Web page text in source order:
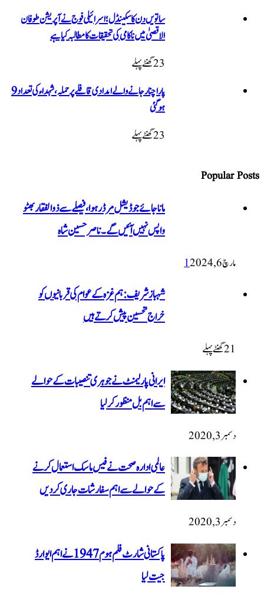
ساتویں دن کا سکینڈل؛ اسرائیلی فوج نے آپریشن طوفان
الاقصیٰ میں ناکامی کی تحقیقات کا مطالبہ کیا ہے
23 گھنٹےپہلے
پاراچنار جانے والے امدادی قافلے پر حملہ، شہداء کی تعداد 9
ہوگئی
23 گھنٹےپہلے
Popular Posts
ماناجائے جوڈیشل مرڈر ہوا، فیصلے سے ذوالفقار بھٹو
واپس نہیں آئیں گے۔ ناصر حسین شاہ
مارچ 6, 2024 1
شہباز شریف: ہم غزہ کے عوام کی قربانیوں کو
خراج تحسین پیش کرتے ہیں
21 گھنٹےپہلے
ایرانی پارلیمنٹ نے جوہری تنصیبات کے حوالے
سے اہم بل منظور کرلیا
دسمبر 3, 2020
عالمی ادارہ صحت نے فیس ماسک استعمال کرنے
کے حوالے سے اہم سفارشات جاری کردیں
دسمبر 3, 2020
پاکستانی شارٹ فلم ہوم 1947 نےاہم ایوارڈ
جیت لیا